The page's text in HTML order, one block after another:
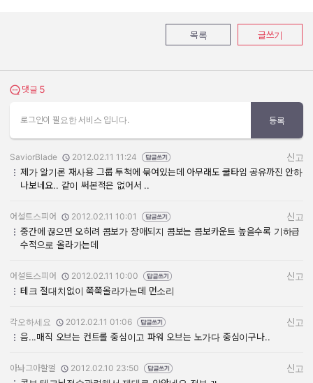
목록 글쓰기
댓글 보기
댓글 5
로그인이 필요한 서비스 입니다. 등록
작성자:
SaviorBlade
작성일:
2012.02.11 11:24
신고
제가 알기론 재사용 그룹 투척에 묶여있는데 아무래도 쿨타임 공유까진 안하
나보네요.. 같이 써본적은 없어서 ..
작성자:
어설트스피어
작성일:
2012.02.11 10:01
신고
중간에 끊으면 오히려 콤보가 장애되지 콤보는 콤보카운트 높을수록 기하급
수적으로 올라가는데
작성자:
어설트스피어
작성일:
2012.02.11 10:00
신고
테크 절대치없이 쭉쭉올라가는데 먼소리
작성자:
각오하세요
작성일:
2012.02.11 01:06
신고
음...매직 오브는 컨트롤 중심이고 파워 오브는 노가다 중심이구나..
작성자:
아놔그아할껄
작성일:
2012.02.10 23:50
신고